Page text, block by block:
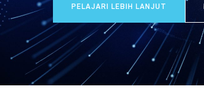
PELAJARI LEBIH LANJUT